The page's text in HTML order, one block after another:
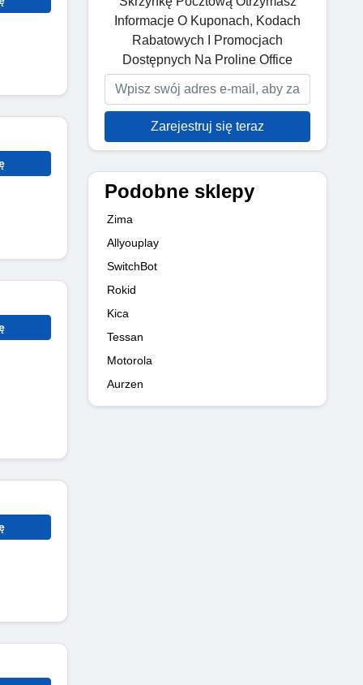
Informacje O Kuponach, Kodach
Rabatowych I Promocjach
Dostępnych Na Proline Office
Zarejestruj się teraz
Podobne sklepy
Zima
Allyouplay
SwitchBot
Rokid
Kica
Tessan
Motorola
Aurzen